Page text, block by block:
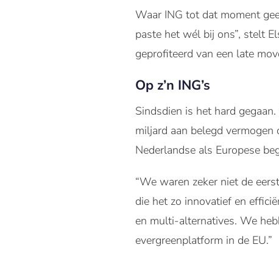
Waar ING tot dat moment
paste het wél bij ons”, stelt
geprofiteerd van een late
Op z’n ING’s
Sindsdien is het hard
miljard aan belegd vermogen
Nederlandse als Europese
“We waren zeker niet de
die het zo innovatief en
en multi-alternatives. We
evergreenplatform in de EU.”